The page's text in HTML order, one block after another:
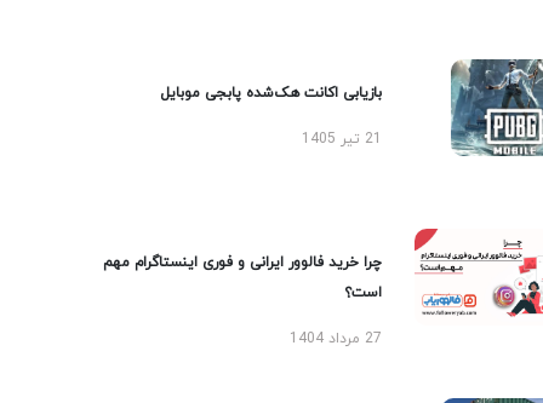
بازیابی اکانت هک‌شده پابجی موبایل
چرا خرید فالوور ایرانی و فوری اینستاگرام مهم
است؟
27 مرداد 1404